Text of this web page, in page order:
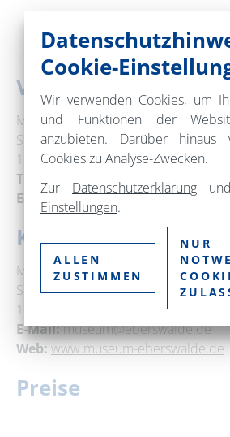
Veranstaltungsort
Museum Eberswalde
Steinstraße 3
16225 Eberswalde
Telefon:
+49 3334 64520
E-Mail: museum@eberswalde.de
Kontakt
Museum Eberswalde
Steinstraße 3
16225 Eberswalde
E-Mail:museum@eberswalde.de
Web:www.museum-eberswalde.de
Preise
Cookie-
Wir verwenden Cookies, um
und Funktionen der
anzubieten. Darüber hinaus
Cookies zu Analyse-Zwecken.
Zur Datenschutzerklärung
Einstellungen.
ALLEN
ZUSTIMMEN
NUR